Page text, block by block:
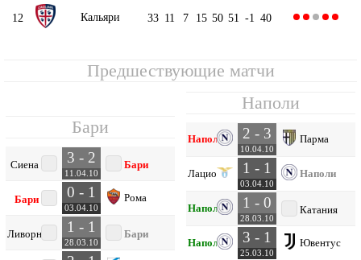
12 Кальяри 33 11 7 15 50 51 -1 40
Предшествующие матчи
Бари
Сиена 3 - 2
11.04.10
Бари
Бари 0 - 1
03.04.10
Рома
Ливорно 1 - 1
28.03.10
Бари
Наполи
Наполи 2 - 3
10.04.10
Парма
Лацио 1 - 1
03.04.10
Наполи
Наполи 1 - 0
28.03.10
Катания
Наполи 3 - 1
25.03.10
Ювентус